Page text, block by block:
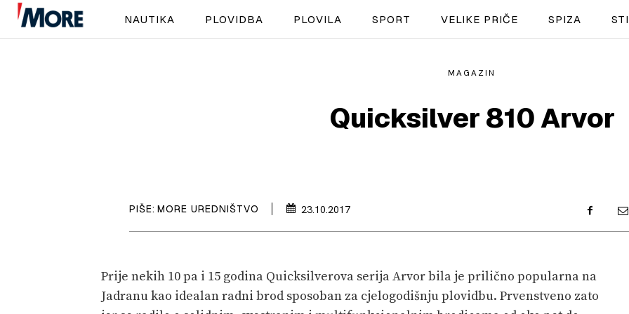
SPORT
PRETPLATA
SHOP
NAUTIKA PLOVIDBA PLOVILA SPORT VELIKE PRIČE SPIZA
MAGAZIN
Quicksilver 810 Arvor
PIŠE: MORE UREDNIŠTVO 23.10.2017
Prije nekih 10 pa i 15 godina Quicksilverova serija Arvor bila je prilično popularna na
Jadranu kao idealan radni brod sposoban za cjelogodišnju plovidbu. Prvenstveno zato